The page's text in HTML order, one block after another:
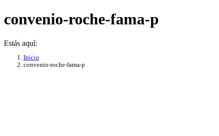
convenio-roche-fama-p
Estás aquí:
Inicio
convenio-roche-fama-p